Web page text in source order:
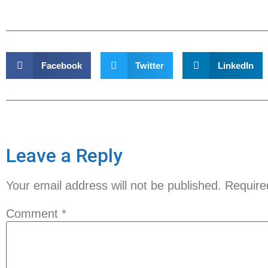
Facebook Twitter LinkedIn
Leave a Reply
Your email address will not be published.
Comment *